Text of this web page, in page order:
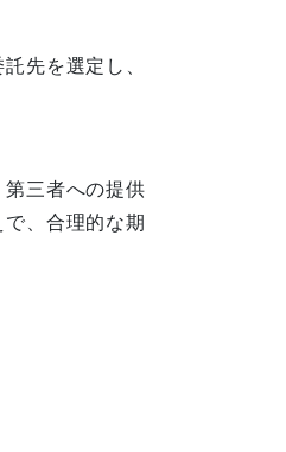
先を選定し、
三者への提供
、合理的な期